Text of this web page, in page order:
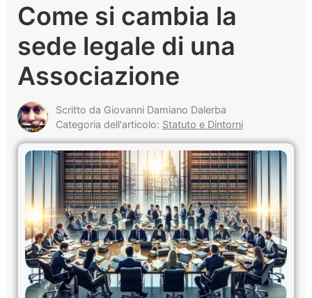
Come si cambia la
sede legale di una
Associazione
Scritto da Giovanni Damiano Dalerba
Categoria dell'articolo: Statuto e Dintorni